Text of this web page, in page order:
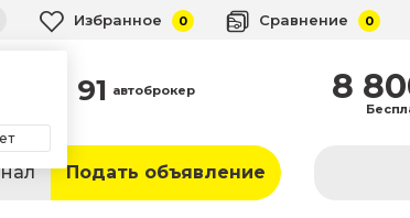
Избранное 0 Сравнение 0
91 автоброкер 8
Подать объявление